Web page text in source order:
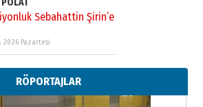
Sebahattin Şirin’e
2026 Pazartesi
Yeri
RÖPORTAJLAR